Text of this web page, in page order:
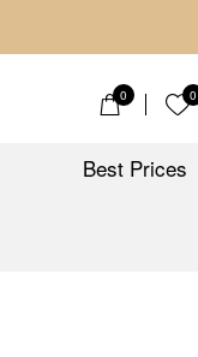
0 הרשימה שלי
0
Best Prices